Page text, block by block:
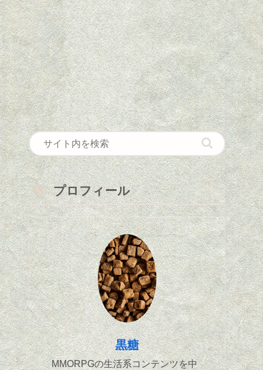
プロフィール
黒糖
MMORPGの生活系コンテンツを中